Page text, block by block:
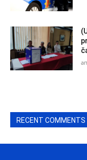
RECENT COMMENTS